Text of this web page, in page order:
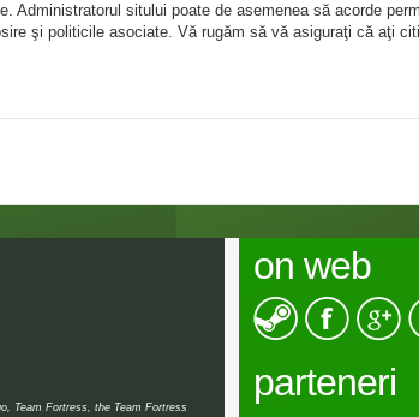
Administratorul sitului poate de asemenea să acorde
şi politicile asociate. Vă rugăm să vă asiguraţi că aţi
Team Fortress, the Team Fortress
on web
parteneri